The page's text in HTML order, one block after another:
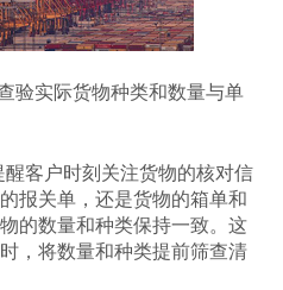
验实际货物种类和数量与单
客户时刻关注货物的核对信
报关单，还是货物的箱单和
的数量和种类保持一致。这
，将数量和种类提前筛查清